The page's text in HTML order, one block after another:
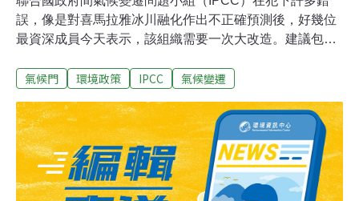
誤，像是對喜馬拉雅冰川融化作出不正確預測後，好幾位
最資深成員今天表示，該組織需要一次大改造。建議包括
組，以及建立一個維基百科式討論區，以交換氣候變遷的
都同意，這個小組的運作太過耗時費力，還有一些人建
議，小組對氣候變遷的檢討不受政府監督，以避免任何政
治干預。不過沒有人要求撤換該團體的負責人帕卓里
（Rajendra Pachauri），他因組織管理工作以及和個人財
務有關的利益衝突受到攻擊。帕卓里否認做錯任何事情。
氣候門 環境政策 IPCC 氣候變遷